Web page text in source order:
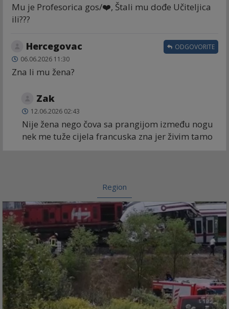
Mu je Profesorica gos/❤️, Štali mu dođe Učiteljica
ili???
Hercegovac
06.06.2026 11:30
Zna li mu žena?
ODGOVORITE
Zak
12.06.2026 02:43
Nije žena nego čova sa prangijom između nogu
nek me tuže cijela francuska zna jer živim tamo
Region